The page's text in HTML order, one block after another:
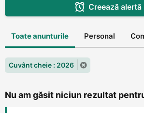
Creează alertă
Toate anunturile Personal
Cuvânt cheie : 2026
Nu am găsit niciun rezultat